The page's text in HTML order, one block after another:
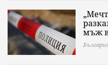
мъж